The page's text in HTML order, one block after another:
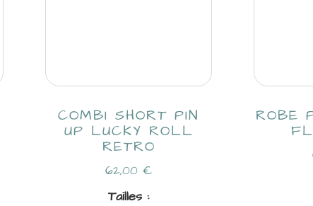
COMBI SHORT PIN
UP LUCKY ROLL
RETRO
62,00 €
Tailles :
ROBE